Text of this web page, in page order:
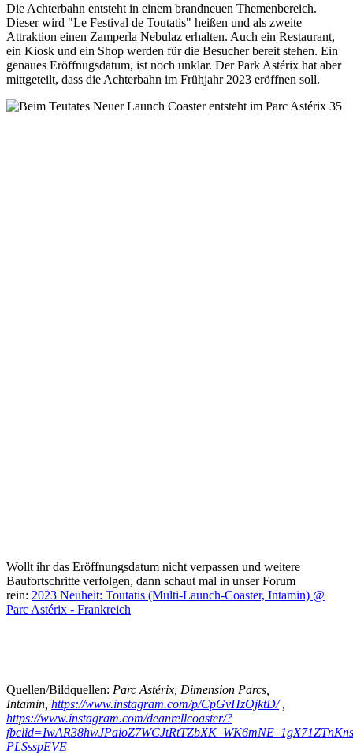
Die Achterbahn entsteht in einem brandneuen Themenbereich.
Dieser wird "Le Festival de Toutatis" heißen und als zweite
Attraktion einen Zamperla Nebulaz erhalten. Auch ein Restaurant,
ein Kiosk und ein Shop werden für die Besucher bereit stehen. Ein
genaues Eröffnugsdatum, ist noch unklar. Der Park Astérix hat aber
mittgeteilt, dass die Achterbahn im Frühjahr 2023 eröffnen soll.
Wollt ihr das Eröffnungsdatum nicht verpassen und weitere
Baufortschritte verfolgen, dann schaut mal in unser Forum
rein: 2023 Neuheit: Toutatis (Multi-Launch-Coaster, Intamin) @
Parc Astérix - Frankreich
Quellen/Bildquellen: Parc Astérix, Dimension Parcs,
Intamin, https://www.instagram.com/p/CpGvHzOjktD/,
https://www.instagram.com/deanrellcoaster/?
PLSsspEVE